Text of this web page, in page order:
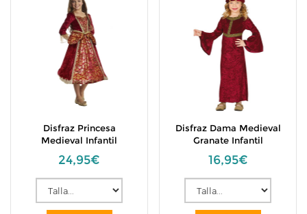
Disfraz Princesa
Medieval Infantil
24,95€
Disfraz Dama Medieval
Granate Infantil
16,95€